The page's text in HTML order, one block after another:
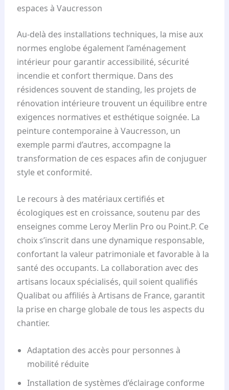
espaces à Vaucresson
Au-delà des installations techniques, la mise aux
normes englobe également l’aménagement
intérieur pour garantir accessibilité, sécurité
incendie et confort thermique. Dans des
résidences souvent de standing, les projets de
rénovation intérieure trouvent un équilibre entre
exigences normatives et esthétique soignée. La
peinture contemporaine à Vaucresson, un
exemple parmi d’autres, accompagne la
transformation de ces espaces afin de conjuguer
style et conformité.
Le recours à des matériaux certifiés et
écologiques est en croissance, soutenu par des
enseignes comme Leroy Merlin Pro ou Point.P. Ce
choix s’inscrit dans une dynamique responsable,
confortant la valeur patrimoniale et favorable à la
santé des occupants. La collaboration avec des
artisans locaux spécialisés, quil soient qualifiés
Qualibat ou affiliés à Artisans de France, garantit
la prise en charge globale de tous les aspects du
chantier.
Adaptation des accès pour personnes à
mobilité réduite
Installation de systèmes d’éclairage conforme